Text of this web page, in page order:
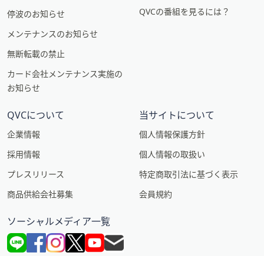
停波のお知らせ
メンテナンスのお知らせ
無断転載の禁止
カード会社メンテナンス実施の
お知らせ
QVCの番組を見るには？
QVCについて
企業情報
採用情報
プレスリリース
商品供給会社募集
当サイトについて
個人情報保護方針
個人情報の取扱い
特定商取引法に基づく表示
会員規約
ソーシャルメディア一覧